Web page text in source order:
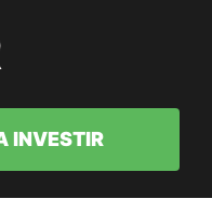
INVESTIR